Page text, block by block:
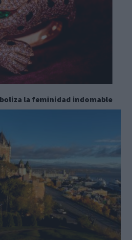
la feminidad indomable